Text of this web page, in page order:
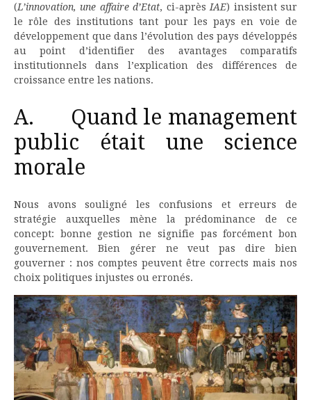
(L’innovation, une affaire d’Etat, ci-après IAE) insistent sur
le rôle des institutions tant pour les pays en voie de
développement que dans l’évolution des pays développés
au point d’identifier des avantages comparatifs
institutionnels dans l’explication des différences de
croissance entre les nations.
A. Quand le management
public était une science
morale
Nous avons souligné les confusions et erreurs de
stratégie auxquelles mène la prédominance de ce
concept: bonne gestion ne signifie pas forcément bon
gouvernement. Bien gérer ne veut pas dire bien
gouverner : nos comptes peuvent être corrects mais nos
choix politiques injustes ou erronés.